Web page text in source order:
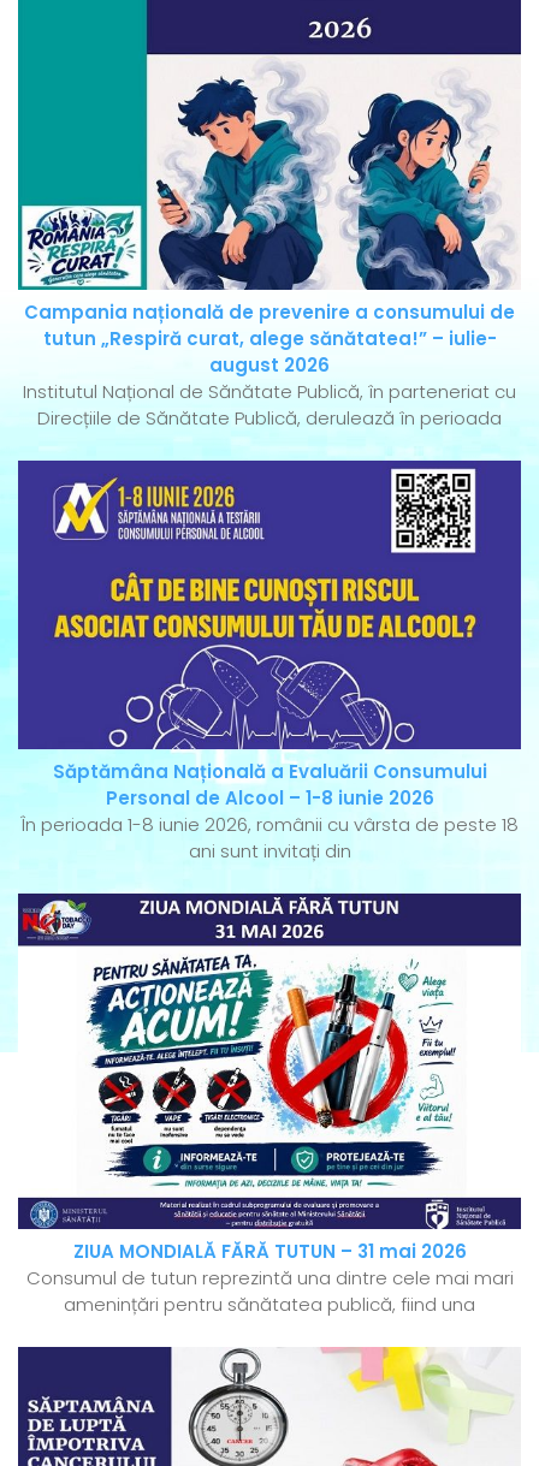
Campania națională de prevenire a consumului de
tutun „Respiră curat, alege sănătatea!” – iulie-
august 2026
Institutul Național de Sănătate Publică, în parteneriat cu
Direcțiile de Sănătate Publică, derulează în perioada
Săptămâna Națională a Evaluării Consumului
Personal de Alcool – 1-8 iunie 2026
În perioada 1-8 iunie 2026, românii cu vârsta de peste 18
ani sunt invitați din
ZIUA MONDIALĂ FĂRĂ TUTUN – 31 mai 2026
Consumul de tutun reprezintă una dintre cele mai mari
amenințări pentru sănătatea publică, fiind una